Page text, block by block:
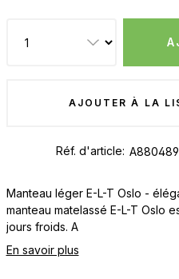
AJOUTER À LA
Réf. d'article:
Manteau léger E-L-T Oslo -
manteau matelassé E-L-T Oslo
jours froids. A
En savoir plus